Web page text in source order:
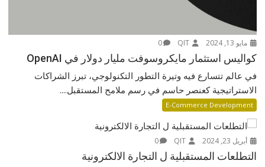
مايو 13, 2024 QIT
0
كواليس استثمار مايكروسوفت مليار دولار في OpenAI
في عالم تتسارع فيه وتيرة التطور التكنولوجي، تبرز الشراكات
الاستراتيجية كعنصر حاسم في رسم ملامح المستقبل....
E-Commerce Development
أبريل 23, 2024 QIT
0
التطلعات المستقبلية ل التجارة الالكترونية